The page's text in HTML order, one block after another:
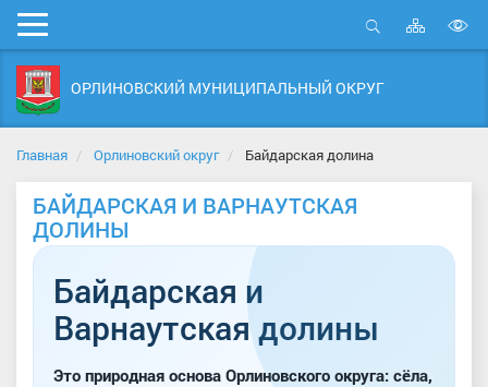
Мобильное
меню
Открыть
Карта
сайта
ОРЛИНОВСКИЙ МУНИЦИПАЛЬНЫЙ ОКРУГ
Главная Орлиновский округ Байдарская долина
БАЙДАРСКАЯ И ВАРНАУТСКАЯ
ДОЛИНЫ
Байдарская и
Варнаутская долины
Это природная основа Орлиновского округа: сёла,